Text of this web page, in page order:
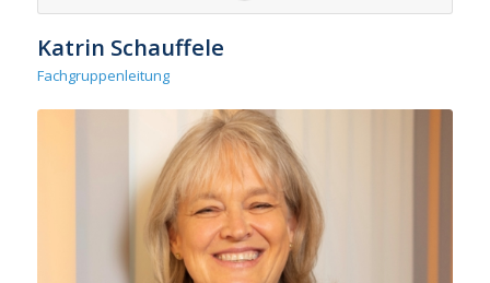
Katrin Schauffele
Fachgruppenleitung